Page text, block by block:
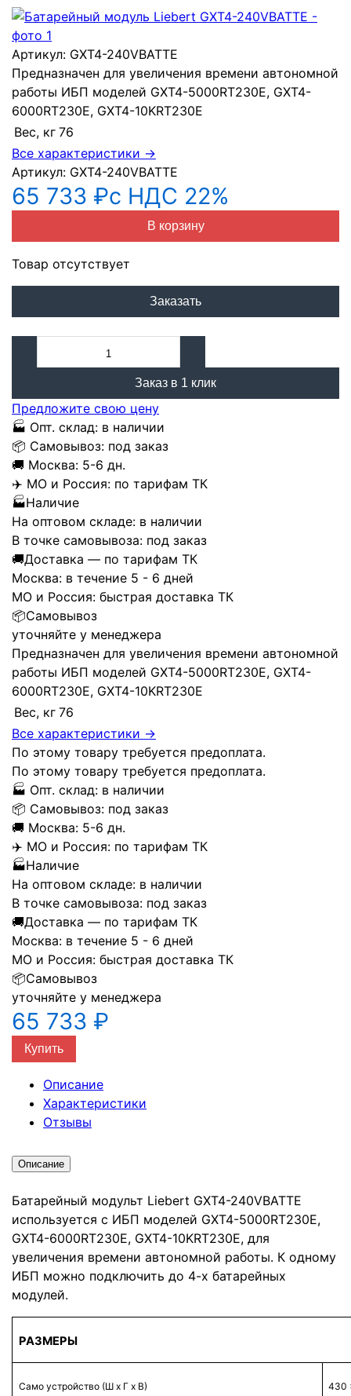
Артикул: GXT4-240VBATTE
Предназначен для увеличения времени автономной
работы ИБП моделей GXT4-5000RT230E, GXT4-
6000RT230E, GXT4-10KRT230E
Вес, кг 76
Все характеристики →
Артикул: GXT4-240VBATTE
65 733 ₽с НДС 22%
В корзину
Товар отсутствует
Заказать
Заказ в 1 клик
Предложите свою цену
🏭 Опт. склад: в наличии
📦 Самовывоз: под заказ
🚚 Москва: 5-6 дн.
✈️ МО и Россия: по тарифам ТК
🏭Наличие
На оптовом складе: в наличии
В точке самовывоза: под заказ
🚚Доставка — по тарифам ТК
Москва: в течение 5 - 6 дней
МО и Россия: быстрая доставка ТК
📦Самовывоз
уточняйте у менеджера
Предназначен для увеличения времени автономной
работы ИБП моделей GXT4-5000RT230E, GXT4-
6000RT230E, GXT4-10KRT230E
Вес, кг 76
Все характеристики →
По этому товару требуется предоплата.
По этому товару требуется предоплата.
🏭 Опт. склад: в наличии
📦 Самовывоз: под заказ
🚚 Москва: 5-6 дн.
✈️ МО и Россия: по тарифам ТК
🏭Наличие
На оптовом складе: в наличии
В точке самовывоза: под заказ
🚚Доставка — по тарифам ТК
Москва: в течение 5 - 6 дней
МО и Россия: быстрая доставка ТК
📦Самовывоз
уточняйте у менеджера
65 733 ₽
Купить
Описание
Характеристики
Отзывы
Описание
Батарейный модульт Liebert GXT4-240VBATTE
используется с ИБП моделей GXT4-5000RT230E,
GXT4-6000RT230E, GXT4-10KRT230E, для
увеличения времени автономной работы. К одному
ИБП можно подключить до 4-х батарейных
модулей.
РАЗМЕРЫ
Само устройство (Ш х Г х В) 430